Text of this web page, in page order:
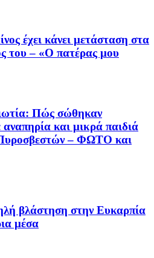
έχει κάνει μετάσταση στα
του – «Ο πατέρας μου
Πώς σώθηκαν
και μικρά παιδιά
– ΦΩΤΟ και
βλάστηση στην Ευκαρπία
μέσα